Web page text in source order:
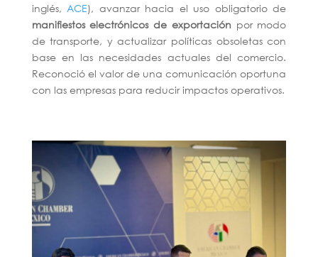
inglés,ACE), avanzar hacia el uso obligatorio de
manifiestos electrónicos de exportación por modo
de transporte, y actualizar políticas obsoletas con
base en las necesidades actuales del comercio.
Reconoció el valor de una comunicación oportuna
con las empresas para reducir impactos operativos.